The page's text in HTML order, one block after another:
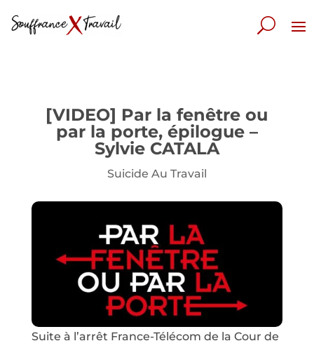
[VIDEO] Par la fenêtre ou
par la porte, épilogue –
Sylvie CATALA
Suicide Au Travail
Suite à l’arrêt France-Télécom de la Cour de